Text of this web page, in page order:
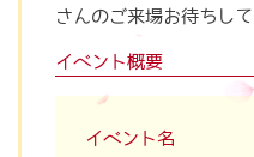
さんのご来場お待ちして
イベント概要
イベント名